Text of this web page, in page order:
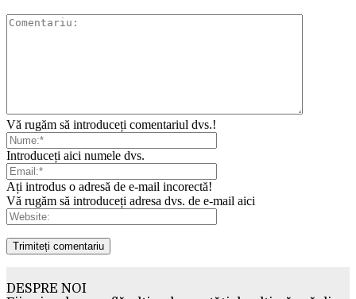
Vă rugăm să introduceți comentariul dvs.!
Introduceți aici numele dvs.
Ați introdus o adresă de e-mail incorectă!
Vă rugăm să introduceți adresa dvs. de e-mail aici
DESPRE NOI